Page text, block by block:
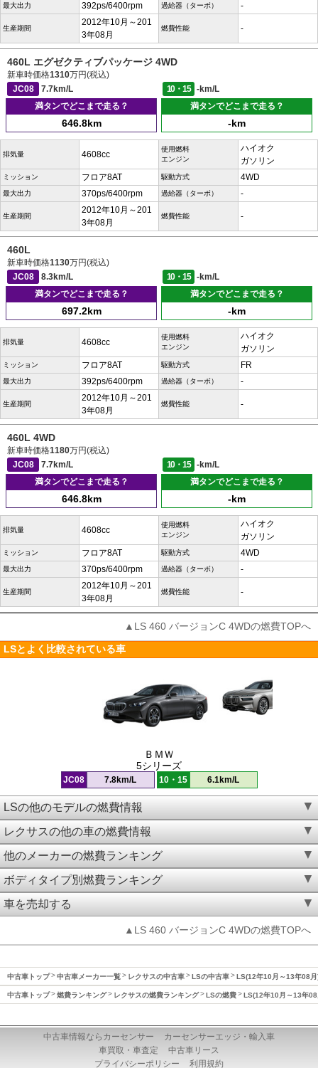
最大出力 392ps/6400rpm 過給器（ターボ） -
生産期間
2012年10月～201
3年08月
燃費性能 -
460L エグゼクティブパッケージ 4WD
新車時価格1310万円(税込)
JC08
7.7km/L 10・15
-km/L
満タンでどこまで走る？
646.8km
満タンでどこまで走る？
-km
排気量 4608cc
使用燃料
エンジン
ハイオク
ガソリン
ミッション フロア8AT 駆動方式 4WD
最大出力 370ps/6400rpm 過給器（ターボ） -
生産期間
2012年10月～201
3年08月
燃費性能 -
460L
新車時価格1130万円(税込)
JC08
8.3km/L 10・15
-km/L
満タンでどこまで走る？
697.2km
満タンでどこまで走る？
-km
排気量 4608cc
使用燃料
エンジン
ハイオク
ガソリン
ミッション フロア8AT 駆動方式 FR
最大出力 392ps/6400rpm 過給器（ターボ） -
生産期間
2012年10月～201
3年08月
燃費性能 -
460L 4WD
新車時価格1180万円(税込)
JC08
7.7km/L 10・15
-km/L
満タンでどこまで走る？
646.8km
満タンでどこまで走る？
-km
排気量 4608cc
使用燃料
エンジン
ハイオク
ガソリン
ミッション フロア8AT 駆動方式 4WD
最大出力 370ps/6400rpm 過給器（ターボ） -
生産期間
2012年10月～201
3年08月
燃費性能 -
▲LS 460 バージョンC 4WDの燃費TOPへ
LSとよく比較されている車
ＢＭＷ
5シリーズ
JC08 7.8km/L 10・15 6.1km/L
LSの他のモデルの燃費情報
レクサスの他の車の燃費情報
他のメーカーの燃費ランキング
ボディタイプ別燃費ランキング
車を売却する
▲LS 460 バージョンC 4WDの燃費TOPへ
中古車トップ 中古車メーカー一覧 レクサスの中古車 LSの中古車 LS(12年10月～13年08月
中古車トップ 燃費ランキング レクサスの燃費ランキング LSの燃費 LS(12年10月～13年08
中古車情報ならカーセンサー
カーセンサーエッジ・輸入車
車買取・車査定
中古車リース
プライバシーポリシー
利用規約